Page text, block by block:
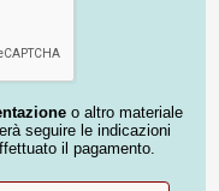
o altro materiale
seguire le indicazioni
il pagamento.